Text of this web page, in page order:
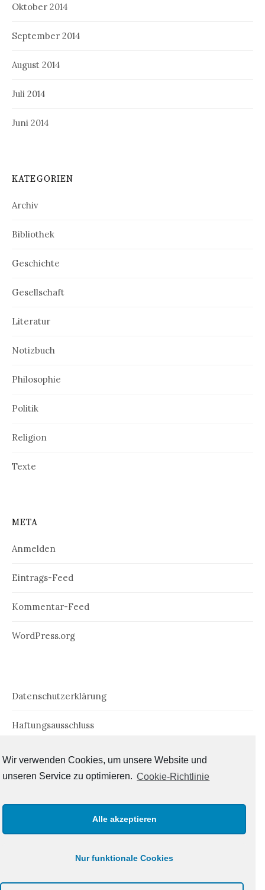
Wir verwenden Cookies, um unsere Website und
unseren Service zu optimieren. Cookie-Richtlinie
Alle akzeptieren
Nur funktionale Cookies
Oktober 2014
September 2014
August 2014
Juli 2014
Juni 2014
KATEGORIEN
Archiv
Bibliothek
Geschichte
Gesellschaft
Literatur
Notizbuch
Philosophie
Politik
Religion
Texte
META
Anmelden
Eintrags-Feed
Kommentar-Feed
WordPress.org
Datenschutzerklärung
Haftungsausschluss
Impressum
Cookie-Richtlinie (EU)